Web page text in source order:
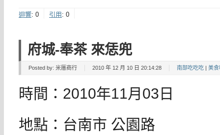
迴響: 0 引用 : 0
府城-奉茶 來恁兜
Posted by: 米厝商行 2010 年 12 月 10 日 20:14:28 南部吃吃吃 | 美食
時間：2010年11月03日
地點：台南市 公園路